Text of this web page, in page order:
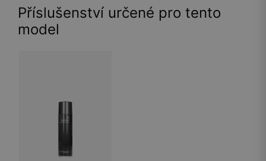
Příslušenství určené pro tento
model